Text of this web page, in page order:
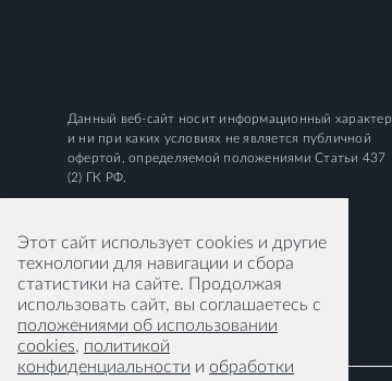
Данный веб-сайт носит информационный характер
и ни при каких условиях не является публичной
офертой, определяемой положениями Статьи 437
(2) ГК РФ.
Этот сайт использует cookies и другие
технологии для навигации и сбора
статистики на сайте. Продолжая
использовать сайт, вы соглашаетесь с
положениями об использовании
cookies, политикой
конфиденциальности и обработки